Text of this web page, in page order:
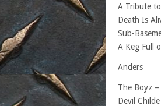
A Tribute
Death Is
Sub-
A Keg Full
Anders
The Boyz –
Devil